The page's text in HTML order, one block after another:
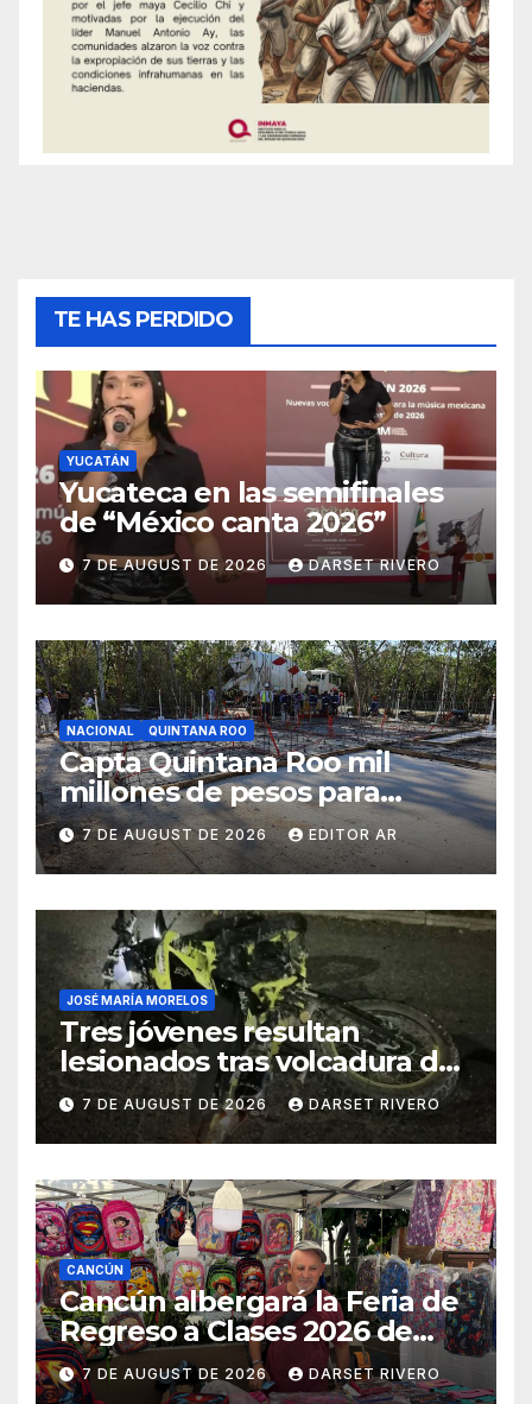
TE HAS PERDIDO
YUCATÁN
Yucateca en las semifinales
de “México canta 2026”
7 DE AUGUST DE 2026 DARSET RIVERO
NACIONAL QUINTANA ROO
Capta Quintana Roo mil
millones de pesos para
construir más vivienda nueva
7 DE AUGUST DE 2026 EDITOR AR
JOSÉ MARÍA MORELOS
Tres jóvenes resultan
lesionados tras volcadura de
una moto al intentar esquivar
a un perro en José María
Morelos
7 DE AUGUST DE 2026 DARSET RIVERO
CANCÚN
Cancún albergará la Feria de
Regreso a Clases 2026 de
Profeco del 14 al 16 de agosto
7 DE AUGUST DE 2026 DARSET RIVERO